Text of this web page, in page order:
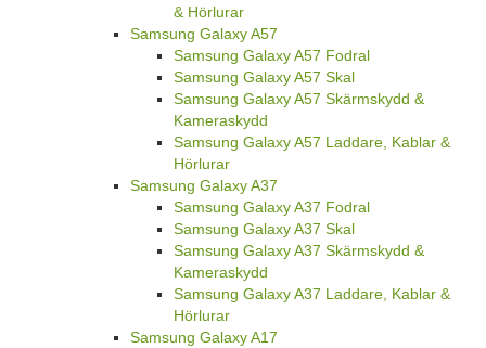
& Hörlurar
Samsung Galaxy A57
Samsung Galaxy A57 Fodral
Samsung Galaxy A57 Skal
Samsung Galaxy A57 Skärmskydd &
Kameraskydd
Samsung Galaxy A57 Laddare, Kablar &
Hörlurar
Samsung Galaxy A37
Samsung Galaxy A37 Fodral
Samsung Galaxy A37 Skal
Samsung Galaxy A37 Skärmskydd &
Kameraskydd
Samsung Galaxy A37 Laddare, Kablar &
Hörlurar
Samsung Galaxy A17